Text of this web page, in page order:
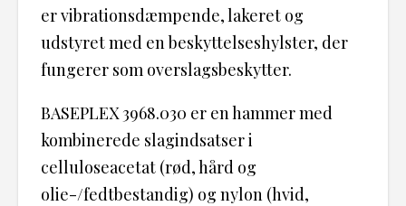
er vibrationsdæmpende, lakeret og
udstyret med en beskyttelseshylster, der
fungerer som overslagsbeskytter.
BASEPLEX 3968.030 er en hammer med
kombinerede slagindsatser i
celluloseacetat (rød, hård og
olie-/fedtbestandig) og nylon (hvid,